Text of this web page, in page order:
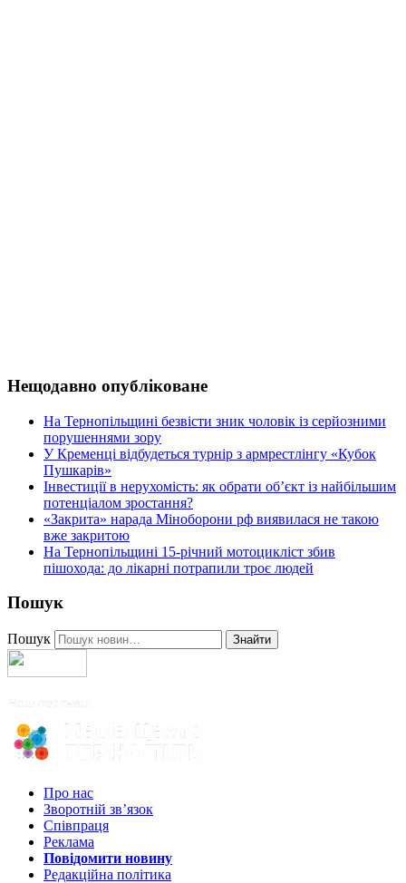
Нещодавно опубліковане
На Тернопільщині безвісти зник чоловік із серйозними
порушеннями зору
У Кременці відбудеться турнір з армрестлінгу «Кубок
Пушкарів»
Інвестиції в нерухомість: як обрати об’єкт із найбільшим
потенціалом зростання?
«Закрита» нарада Міноборони рф виявилася не такою
вже закритою
На Тернопільщині 15-річний мотоцикліст збив
пішохода: до лікарні потрапили троє людей
Пошук
Пошук Знайти
Про нас
Зворотній зв’язок
Співпраця
Реклама
Повідомити новину
Редакційна політика